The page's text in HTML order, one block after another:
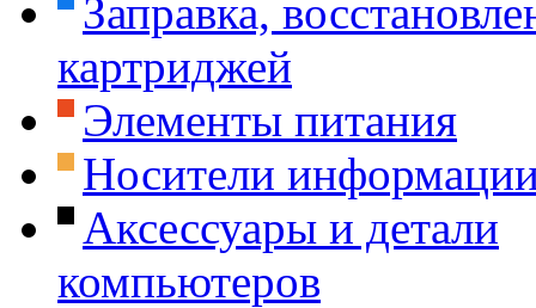
Заправка,
картриджей
Элементы питания
Носители
Аксессуары и детали
компьютеров